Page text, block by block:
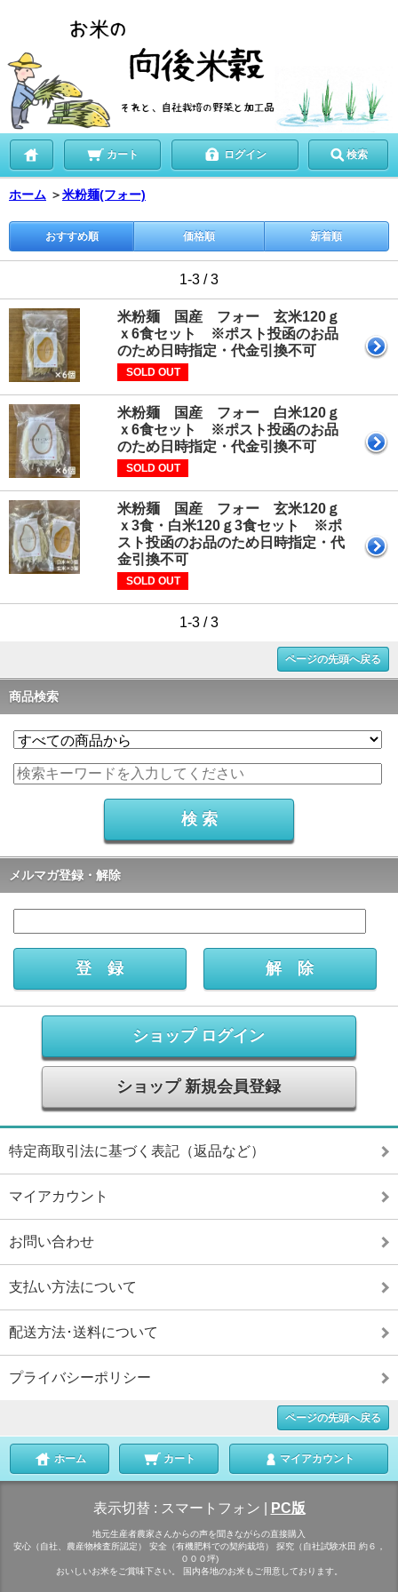
カート ログイン 検索
ホーム ＞米粉麺(フォー)
おすすめ順 価格順 新着順
1-3 / 3
米粉麺 国産 フォー 玄米120ｇ
ｘ6食セット ※ポスト投函のお品
のため日時指定・代金引換不可
SOLD OUT
米粉麺 国産 フォー 白米120ｇ
ｘ6食セット ※ポスト投函のお品
のため日時指定・代金引換不可
SOLD OUT
米粉麺 国産 フォー 玄米120ｇ
ｘ3食・白米120ｇ3食セット ※ポ
スト投函のお品のため日時指定・代
金引換不可
SOLD OUT
1-3 / 3
ページの先頭へ戻る
商品検索
メルマガ登録・解除
ショップ ログイン
ショップ 新規会員登録
特定商取引法に基づく表記（返品など）
マイアカウント
お問い合わせ
支払い方法について
配送方法･送料について
プライバシーポリシー
ページの先頭へ戻る
ホーム カート マイアカウント
表示切替 : スマートフォン PC版
地元生産者農家さんからの声を聞きながらの直接購入
安心（自社、農産物検査所認定） 安全（有機肥料での契約栽培） 探究（自社試験水田 約６，
０００坪)
おいしいお米をご賞味下さい。 国内各地のお米もご用意しております。